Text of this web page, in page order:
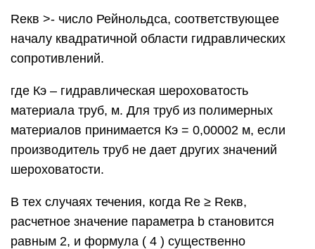
Reкв >- число Рейнольдса, соответствующее
началу квадратичной области гидравлических
сопротивлений.
где Кэ – гидравлическая шероховатость
материала труб, м. Для труб из полимерных
материалов принимается Кэ = 0,00002 м, если
производитель труб не дает других значений
шероховатости.
В тех случаях течения, когда Re ≥ Reкв,
расчетное значение параметра b становится
равным 2, и формула ( 4 ) существенно